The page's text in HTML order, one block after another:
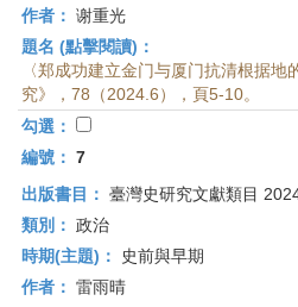
作者： 谢重光
題名 (點擊閱讀)：
〈郑成功建立金门与厦门抗清根据
究》，78（2024.6），頁5-10。
勾選：
編號： 7
出版書目： 臺灣史研究文獻類目
類別： 政治
時期(主題)：
史前與早期
作者： 雷雨晴